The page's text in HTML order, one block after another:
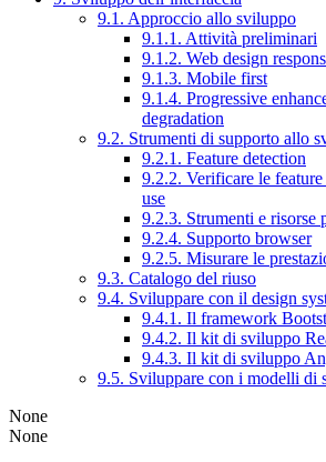
9.1. Approccio allo sviluppo
9.1.1. Attività preliminari
9.1.2. Web design
9.1.3. Mobile first
9.1.4. Progressive
degradation
9.2. Strumenti di supporto allo
9.2.1. Feature detection
9.2.2. Verificare le
use
9.2.3. Strumenti e risorse
9.2.4. Supporto browser
9.2.5. Misurare le
9.3. Catalogo del riuso
9.4. Sviluppare con il design
9.4.1. Il framework
9.4.2. Il kit di sviluppo
9.4.3. Il kit di sviluppo
9.5. Sviluppare con i modelli di
None
None